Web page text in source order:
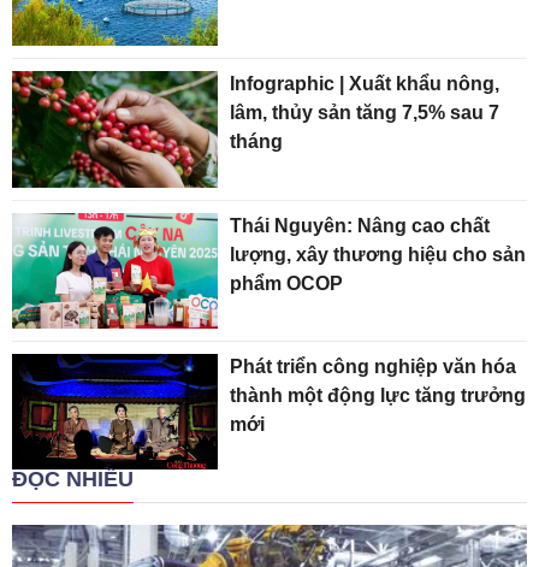
Infographic | Xuất khẩu nông,
lâm, thủy sản tăng 7,5% sau 7
tháng
Thái Nguyên: Nâng cao chất
lượng, xây thương hiệu cho sản
phẩm OCOP
Phát triển công nghiệp văn hóa
thành một động lực tăng trưởng
mới
ĐỌC NHIỀU